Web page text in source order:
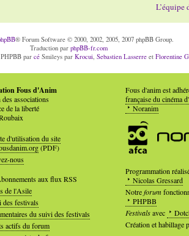
L’équipe
® Forum Software © 2000, 2002, 2005, 2007 phpBB Group.
Traduction parphpBB-fr.com
PHPBB parcé Smileys parKrocui,Sebastien Lasserre etFlorentine
Fous d'Anim
associations
de la liberté
d'utilisation du site
(PDF)
nous
aux flux RSS
de l'Asile
des festivals
du suivi des festivals
actifs du forum
Fous d'anim est
française du cinéma
Noranim
Programmation
Nicolas Gressard
Notreforum
PHPBB
Festivalsavec
Création et habillage